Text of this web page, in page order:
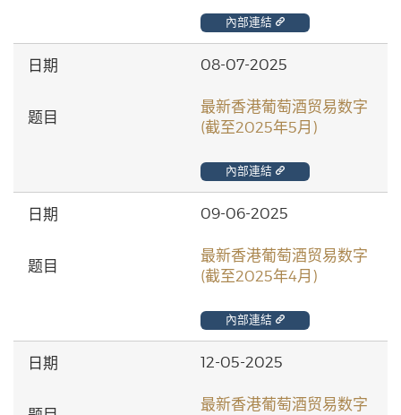
內部連結
08-07-2025
最新香港葡萄酒贸易数字
(截至2025年5月)
內部連結
09-06-2025
最新香港葡萄酒贸易数字
(截至2025年4月)
內部連結
12-05-2025
最新香港葡萄酒贸易数字